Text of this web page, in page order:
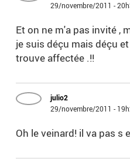
29/novembre/2011 -
Et on ne m'a pas invité ,
je suis déçu mais déçu
trouve affectée .!!
julio2
29/novembre/2011 -
Oh le veinard! il va pas s